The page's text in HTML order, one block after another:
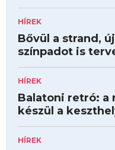
HÍREK
Bővül a strand,
színpadot is
HÍREK
Balatoni retró: a
készül a
HÍREK